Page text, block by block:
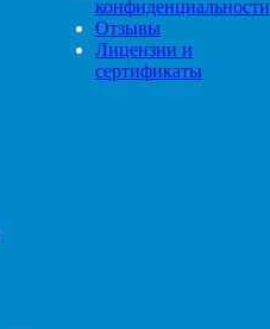
конфиденциальности
Отзывы
Лицензии и
сертификаты